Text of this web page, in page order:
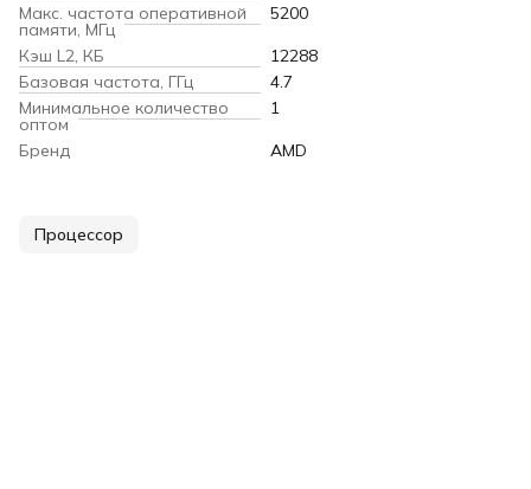
Макс. частота оперативной
памяти, МГц
5200
Кэш L2, КБ
12288
Базовая частота, ГГц
4.7
Минимальное количество
оптом
1
Бренд
AMD
Процессор